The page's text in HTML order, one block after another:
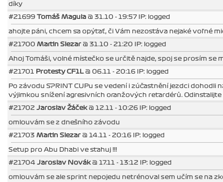
díky
#21699 Tomáš Magula @ 31.10 - 19:57 IP: logged
ahojte páni, chcem sa opýtať, či Vám nezostáva nejaké voľné
#21700 Martin Slezar @ 31.10 - 21:20 IP: logged
Ahoj Tomáši, volné místečko se určitě najde, spoj se prosím se
#21701 Protesty CF1L@ 06.11 - 20:16 IP: logged
Po závodu SPRINT CUPu se vedení i zúčastnění jezdci dohodli
výjimkou snížení agresivních oranžových retardérů.
#21702 Jaroslav Žáček@ 12.11 - 10:26 IP: logged
omlouvám se z dnešního závodu
#21703 Martin Slezar @ 14.11 - 20:16 IP: logged
Setup pro Abu Dhabi ve stahuj !!!
#21704 Jaroslav Novák@ 17.11 - 13:12 IP: logged
omlouvám se ale sprint nepojedu netrénoval sem učím se na